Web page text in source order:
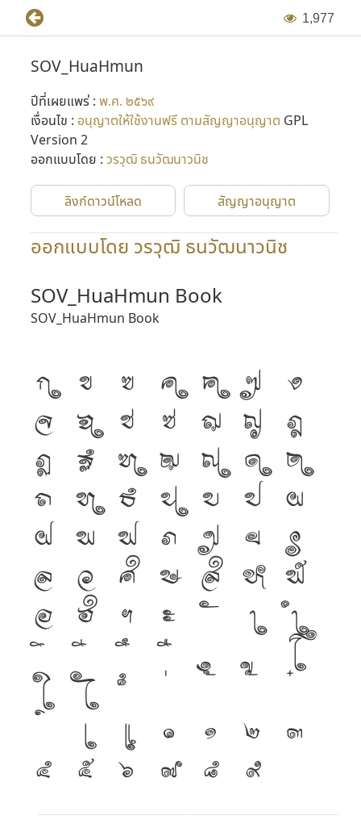
1,977
SOV_HuaHmun
ปีที่เผยแพร่ : พ.ศ. ๒๕๖๙
เงื่อนไข : อนุญาตให้ใช้งานฟรี ตามสัญญาอนุญาต GPL
Version 2
ออกแบบโดย : วรวุฒิ ธนวัฒนาวนิช
ลิงก์ดาวน์โหลด สัญญาอนุญาต
ออกแบบโดย วรวุฒิ ธนวัฒนาวนิช
SOV_HuaHmun Book
SOV_HuaHmun Book
ก ข ฃ ค ฅ ฆ ง
จ ฉ ช ซ ฌ ญ ฎ
ฏ ฐ ฑ ฒ ณ ด ต
ถ ท ธ น บ ป ผ
ฝ พ ฟ ภ ม ย ร
ล ว ศ ษ ส ห ฬ
อ ฮ ฯ ะ า ำ
โ
ใ ไ
เ แ ๐ ๑ ๒ ๓
๔ ๕ ๖ ๗ ๘ ๙